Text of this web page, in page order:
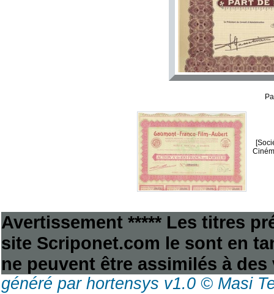
Avertissement ***** Les titres
site Scriponet.com le sont en
ne peuvent être assimilés à
généré par hortensys v1.0 © Masi